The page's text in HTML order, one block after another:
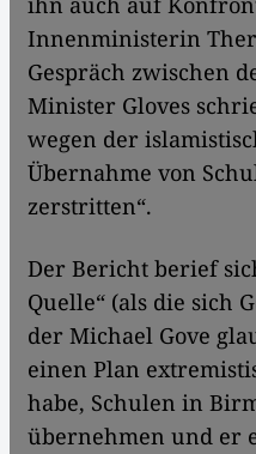
Innenministerin
Gespräch zwischen
Minister Gloves
wegen der
Übernahme von
zerstritten“.
Der Bericht berief
Quelle“ (als die sich
der Michael Gove
einen Plan
habe, Schulen in
übernehmen und er